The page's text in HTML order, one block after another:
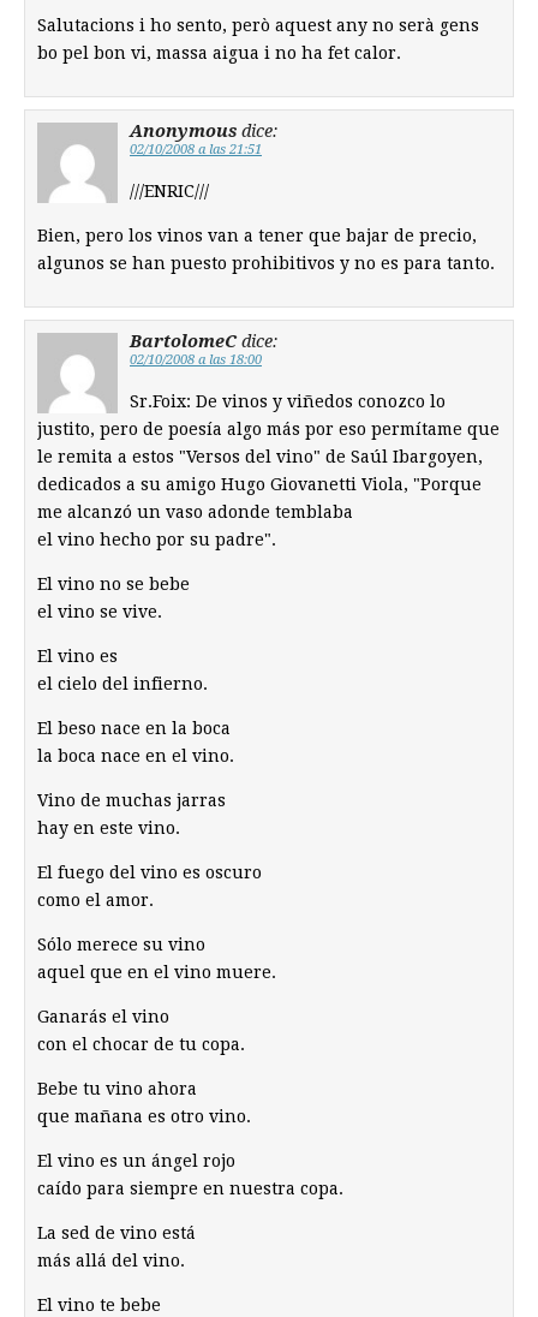
Salutacions i ho sento, però aquest any no serà gens
bo pel bon vi, massa aigua i no ha fet calor.
Anonymous dice:
02/10/2008 a las 21:51
///ENRIC///
Bien, pero los vinos van a tener que bajar de precio,
algunos se han puesto prohibitivos y no es para tanto.
BartolomeC dice:
02/10/2008 a las 18:00
Sr.Foix: De vinos y viñedos conozco lo
justito, pero de poesía algo más por eso permítame que
le remita a estos "Versos del vino" de Saúl Ibargoyen,
dedicados a su amigo Hugo Giovanetti Viola, "Porque
me alcanzó un vaso adonde temblaba
el vino hecho por su padre".
El vino no se bebe
el vino se vive.
El vino es
el cielo del infierno.
El beso nace en la boca
la boca nace en el vino.
Vino de muchas jarras
hay en este vino.
El fuego del vino es oscuro
como el amor.
Sólo merece su vino
aquel que en el vino muere.
Ganarás el vino
con el chocar de tu copa.
Bebe tu vino ahora
que mañana es otro vino.
El vino es un ángel rojo
caído para siempre en nuestra copa.
La sed de vino está
más allá del vino.
El vino te bebe